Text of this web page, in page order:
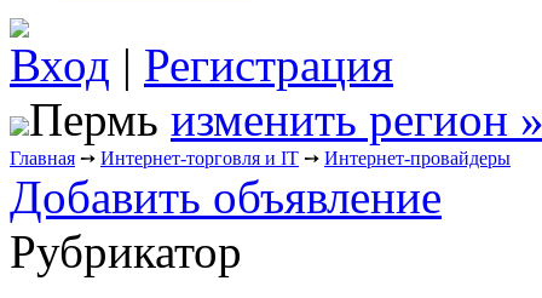
Вход | Регистрация
Пермь изменить регион
Главная ➙ Интернет-торговля и IT ➙ Интернет-провайдеры
Добавить объявление
Рубрикатор